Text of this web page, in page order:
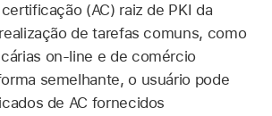
(AC) raiz de PKI da
de tarefas comuns, como
on-line e de comércio
semelhante, o usuário pode
de AC fornecidos